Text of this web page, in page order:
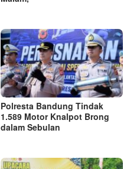
Polresta Bandung Tindak
1.589 Motor Knalpot Brong
dalam Sebulan